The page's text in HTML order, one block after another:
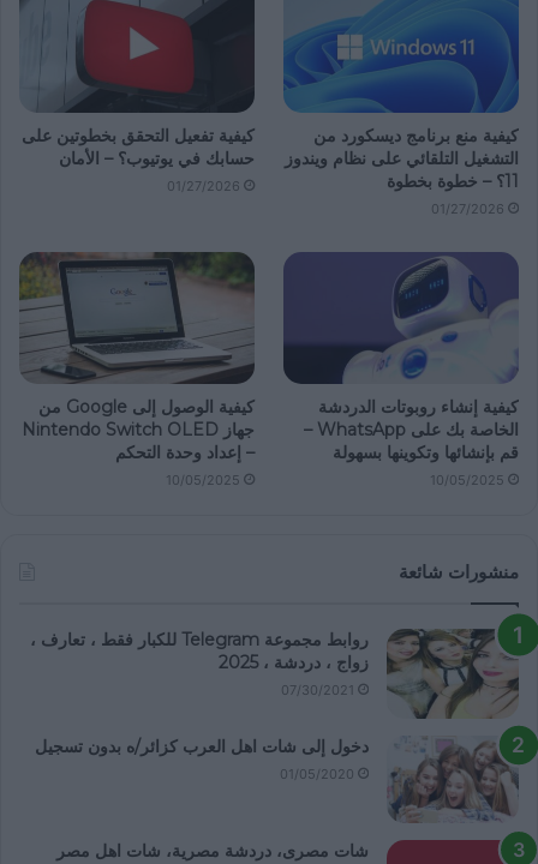
كيفية منع برنامج ديسكورد من
التشغيل التلقائي على نظام ويندوز
11؟ – خطوة بخطوة
01/27/2026
كيفية تفعيل التحقق بخطوتين على
حسابك في يوتيوب؟ – الأمان
01/27/2026
كيفية إنشاء روبوتات الدردشة
الخاصة بك على WhatsApp –
قم بإنشائها وتكوينها بسهولة
10/05/2025
كيفية الوصول إلى Google من
جهاز Nintendo Switch OLED
– إعداد وحدة التحكم
10/05/2025
منشورات شائعة
روابط مجموعة Telegram للكبار فقط ، تعارف ،
زواج ، دردشة ، 2025
07/30/2021
دخول إلى شات اهل العرب كزائر/ه بدون تسجيل
01/05/2020
شات مصرى، دردشة مصرية، شات اهل مصر